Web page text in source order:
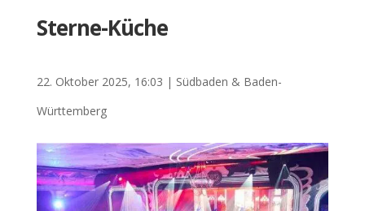
Sterne-Küche
22. Oktober 2025, 16:03 | Südbaden & Baden-
Württemberg